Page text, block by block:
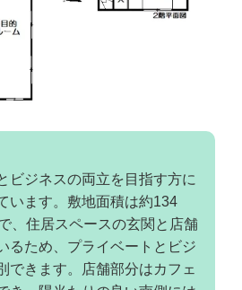
ビジネスの両立を目指す方に
います。敷地面積は約134
、住居スペースの玄関と店舗
るため、プライベートとビジ
できます。店舗部分はカフェ